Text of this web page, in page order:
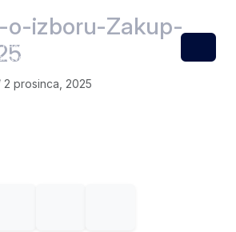
Menu
o-izboru-Zakup-
2 prosinca, 2025